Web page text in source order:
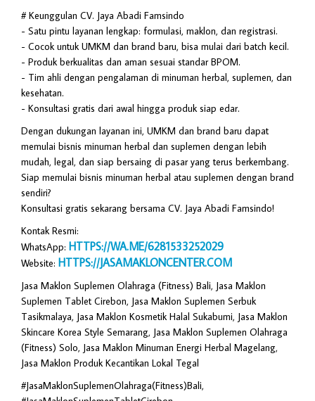
# Keunggulan CV. Jaya Abadi Famsindo
- Satu pintu layanan lengkap: formulasi, maklon, dan registrasi.
- Cocok untuk UMKM dan brand baru, bisa mulai dari batch kecil.
- Produk berkualitas dan aman sesuai standar BPOM.
- Tim ahli dengan pengalaman di minuman herbal, suplemen, dan
kesehatan.
- Konsultasi gratis dari awal hingga produk siap edar.
Dengan dukungan layanan ini, UMKM dan brand baru dapat
memulai bisnis minuman herbal dan suplemen dengan lebih
mudah, legal, dan siap bersaing di pasar yang terus berkembang.
Siap memulai bisnis minuman herbal atau suplemen dengan brand
sendiri?
Konsultasi gratis sekarang bersama CV. Jaya Abadi Famsindo!
Kontak Resmi:
WhatsApp: HTTPS://WA.ME/6281533252029
Website: HTTPS://JASAMAKLONCENTER.COM
Jasa Maklon Suplemen Olahraga (Fitness) Bali, Jasa Maklon
Suplemen Tablet Cirebon, Jasa Maklon Suplemen Serbuk
Tasikmalaya, Jasa Maklon Kosmetik Halal Sukabumi, Jasa Maklon
Skincare Korea Style Semarang, Jasa Maklon Suplemen Olahraga
(Fitness) Solo, Jasa Maklon Minuman Energi Herbal Magelang,
Jasa Maklon Produk Kecantikan Lokal Tegal
#JasaMaklonSuplemenOlahraga(Fitness)Bali,